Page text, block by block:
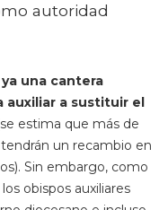
autoridad
una cantera
auxiliar a sustituir el
estima que más de
un recambio en
Sin embargo, como
obispos auxiliares